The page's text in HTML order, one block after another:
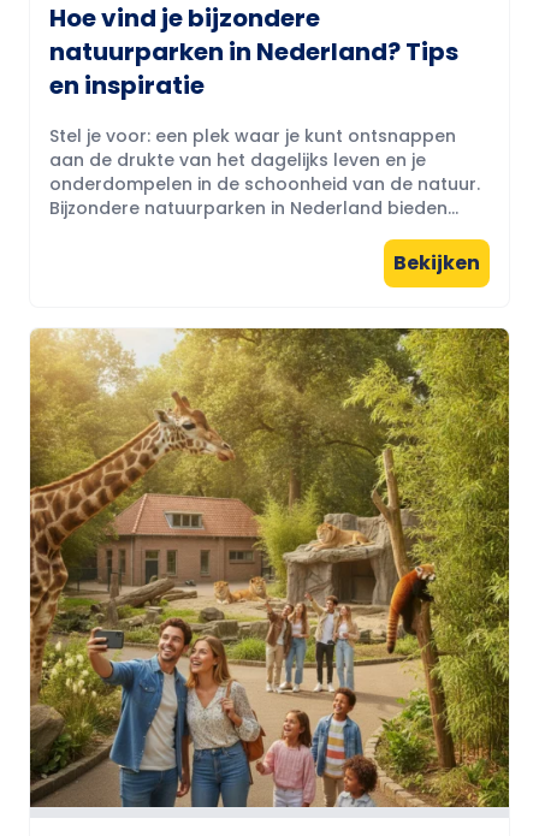
Hoe vind je bijzondere
natuurparken in Nederland? Tips
en inspiratie
Stel je voor: een plek waar je kunt ontsnappen
aan de drukte van het dagelijks leven en je
onderdompelen in de schoonheid van de natuur.
Bijzondere natuurparken in Nederland bieden...
Bekijken